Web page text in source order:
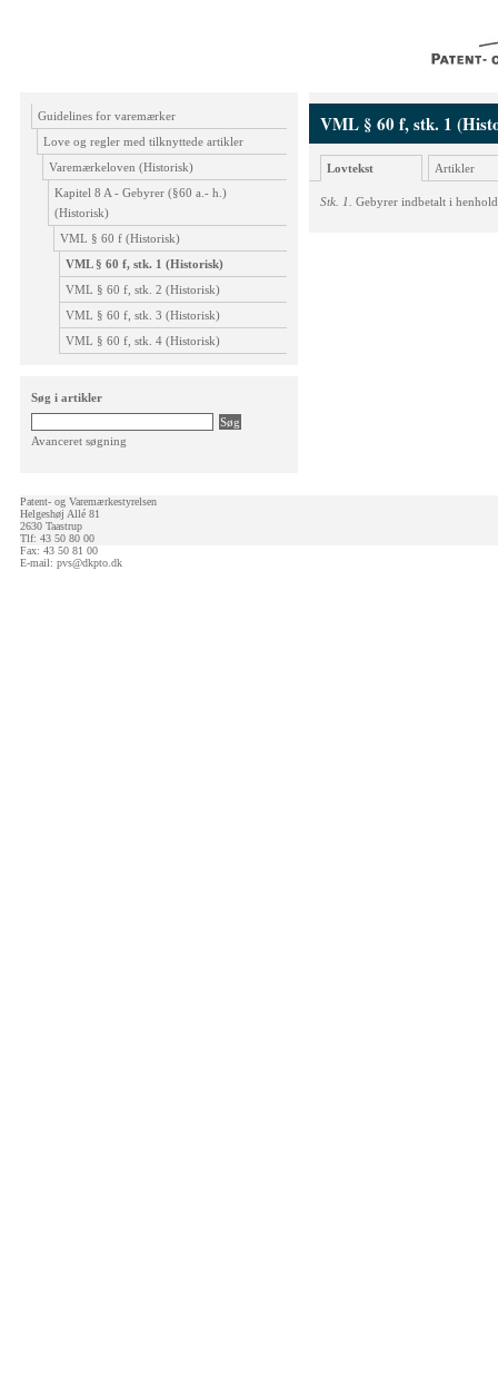
Guidelines for varemærker
Love og regler med tilknyttede artikler
Varemærkeloven (Historisk)
Kapitel 8 A - Gebyrer (§60 a.- h.)
(Historisk)
VML § 60 f (Historisk)
VML § 60 f, stk. 1 (Historisk)
VML § 60 f, stk. 2 (Historisk)
VML § 60 f, stk. 3 (Historisk)
VML § 60 f, stk. 4 (Historisk)
Søg i artikler
Avanceret søgning
VML § 60 f, stk. 1
Lovtekst Artikler
Stk. 1. Gebyrer indbetalt i
Patent- og Varemærkestyrelsen
Helgeshøj Allé 81
2630 Taastrup
Tlf: 43 50 80 00
Fax: 43 50 81 00
E-mail: pvs@dkpto.dk